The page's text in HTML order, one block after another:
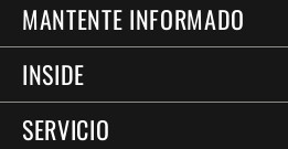
MANTENTE INFORMADO
INSIDE
SERVICIO